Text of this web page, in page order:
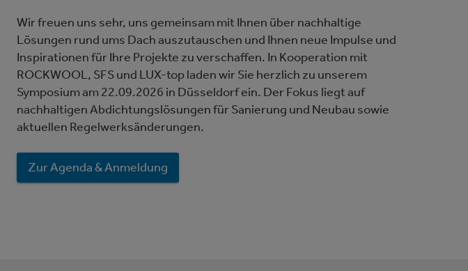
Wir freuen uns sehr, uns gemeinsam mit Ihnen über nachhaltige
Lösungen rund ums Dach auszutauschen und Ihnen neue Impulse und
Inspirationen für Ihre Projekte zu verschaffen. In Kooperation mit
ROCKWOOL, SFS und LUX-top laden wir Sie herzlich zu unserem
Symposium am 22.09.2026 in Düsseldorf ein. Der Fokus liegt auf
nachhaltigen Abdichtungslösungen für Sanierung und Neubau sowie
aktuellen Regelwerksänderungen.
Zur Agenda & Anmeldung